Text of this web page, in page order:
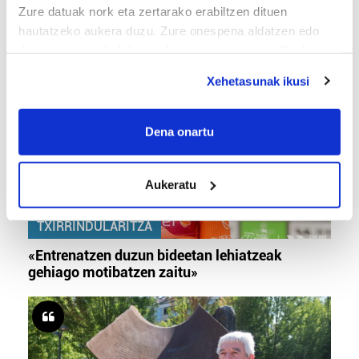
Zure datuak nork eta zertarako erabiltzen dituen
hautatzeko aukera duzu. Zure onespena aldatzen edo
If you allow, we would also like to:
Collect information about your geographical
meters
Identify your device by actively scanning it for
specific characteristics (fingerprinting)
Find out more about how your personal data is processed
and set your preferences in the
details section
prozesatzen ditugu, zure IP zenbakia, besteak beste,
teknologia erabiliz, cookieak adibidez, iragarki eta eduki
pertsonalizatuak eskaintzeko, iragarkiak eta edukia
Xehetasunak ikusi
Dena onartu
Aukeratu
«Ez dago belarrik; garai honetarako oso erreta
daude bazter guztiak»
TXIRRINDULARITZA
«Entrenatzen duzun bideetan lehiatzeak
gehiago motibatzen zaitu»